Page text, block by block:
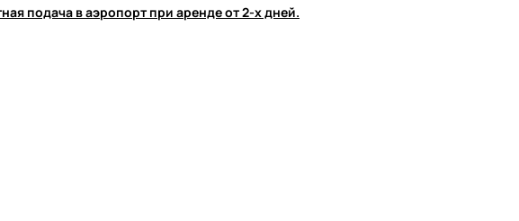
подача в аэропорт при аренде от 2-х дней.